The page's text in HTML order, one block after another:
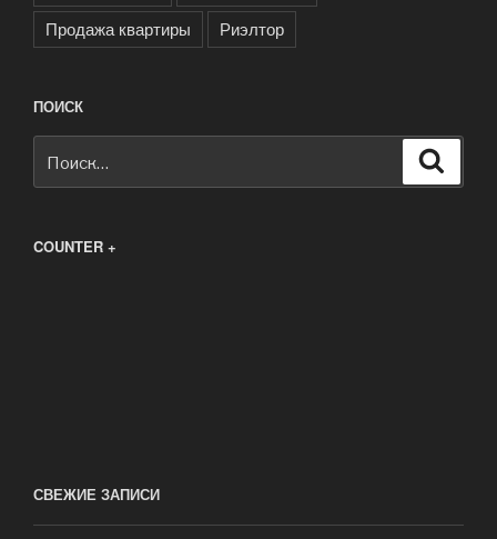
Продажа квартиры
Риэлтор
ПОИСК
COUNTER +
СВЕЖИЕ ЗАПИСИ